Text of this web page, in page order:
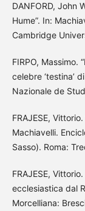
DANFORD, John
Hume”. In:
Cambridge
FIRPO, Massimo.
celebre ‘testina’
Nazionale de
FRAJESE,
Machiavelli.
Sasso). Roma:
FRAJESE,
ecclesiastica dal
Morcelliana: